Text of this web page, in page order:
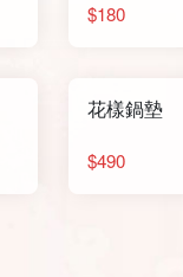
$180
花樣鍋墊
$490